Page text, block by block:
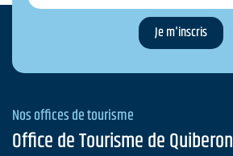
Nos offices de tourisme
Office de Tourisme de Quiberon